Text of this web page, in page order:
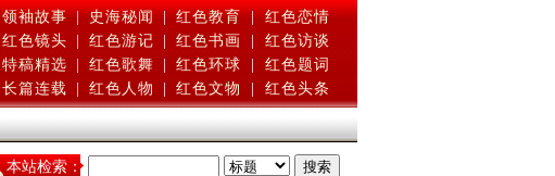
领袖故事 | 史海秘闻 | 红色教育 |
红色恋情
红色镜头 红色游记 红色书画
红色访谈
特稿精选 红色歌舞 红色环球
红色题词
长篇连载 红色人物 红色文物 红色头条
本站检索：